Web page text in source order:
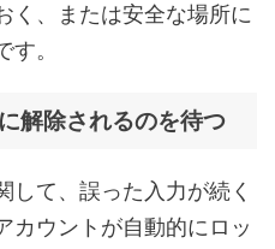
く、または安全な場所に
。
解除されるのを待つ
して、誤った入力が続く
カウントが自動的にロッ